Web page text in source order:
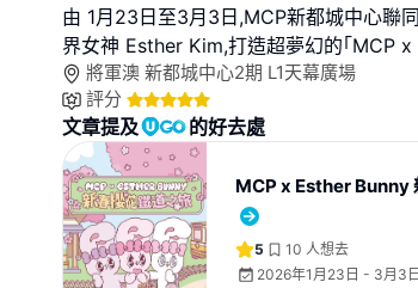
由 1月23日至3月3日,MCP新都城中心聯
界女神 Esther Kim,打造超夢幻的｢MCP
將軍澳 新都城中心2期 L1天幕廣場
評分
文章提及 的好去處
MCP x Esther Bunny
5 10 人想去
2026年1月23日 - 3月3日